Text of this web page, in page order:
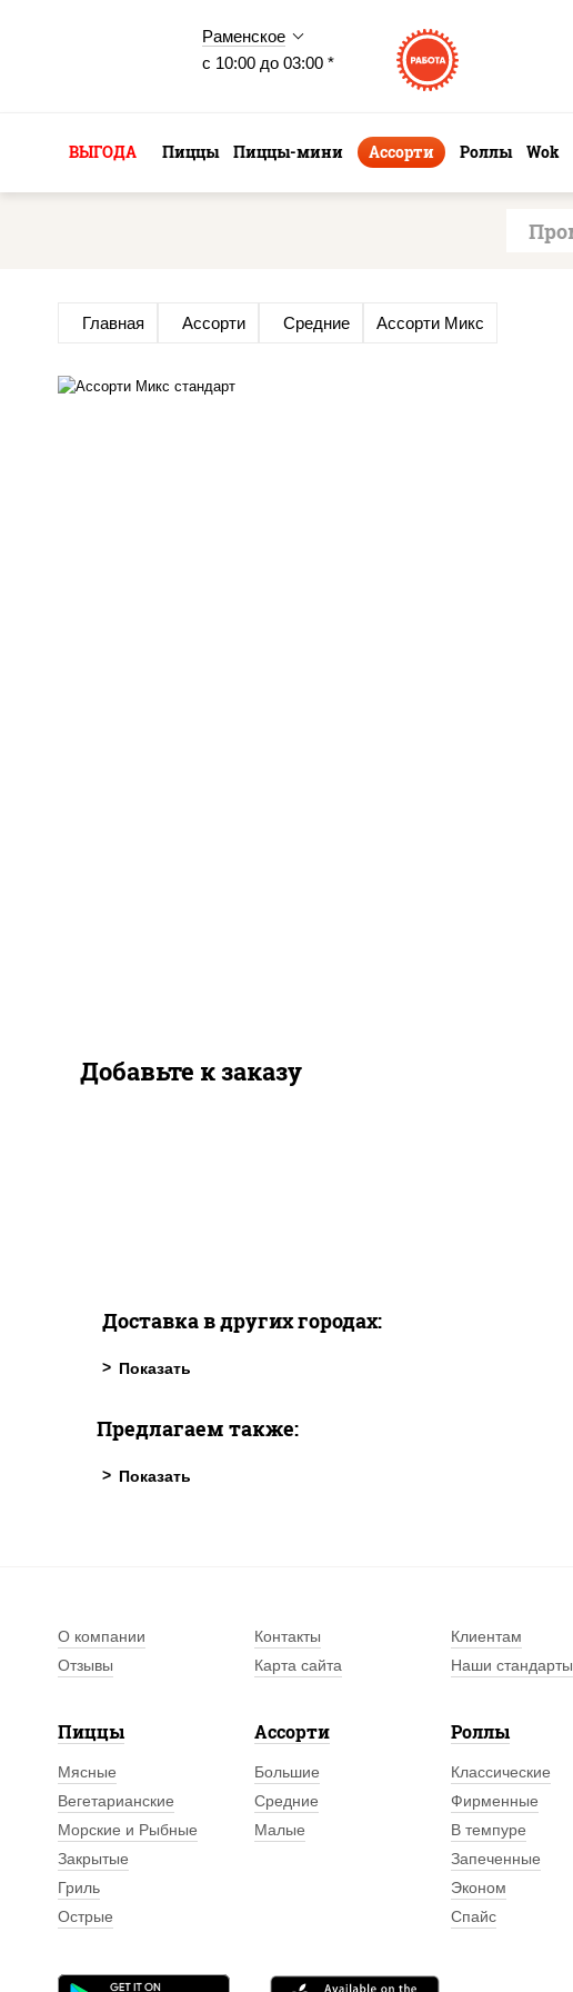
Раменское
с 10:00 до 03:00 *
ВЫГОДА Пиццы Пиццы-мини Ассорти Роллы Wok
Главная Ассорти Средние Ассорти Микс
Добавьте к заказу
Доставка в других городах:
Предлагаем также:
О компании Контакты Клиентам
Отзывы
Карта сайта Наши стандарты
Пиццы
Мясные
Вегетарианские
Морские и Рыбные
Закрытые
Гриль
Острые
Ассорти
Большие
Средние
Малые
Роллы
Классические
Фирменные
В темпуре
Запеченные
Эконом
Спайс